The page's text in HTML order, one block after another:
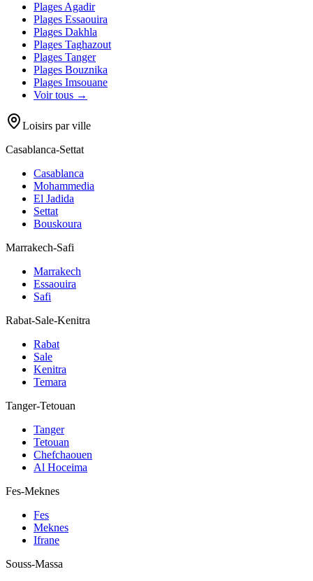
PlagesAgadir
Plages Essaouira
Plages Dakhla
Plages Taghazout
Plages Tanger
Plages Bouznika
Plages Imsouane
Voir tous →
Loisirs par ville
Casablanca-Settat
Casablanca
Mohammedia
El Jadida
Settat
Bouskoura
Marrakech-Safi
Marrakech
Essaouira
Safi
Rabat-Sale-Kenitra
Rabat
Sale
Kenitra
Temara
Tanger-Tetouan
Tanger
Tetouan
Chefchaouen
Al Hoceima
Fes-Meknes
Fes
Meknes
Ifrane
Souss-Massa